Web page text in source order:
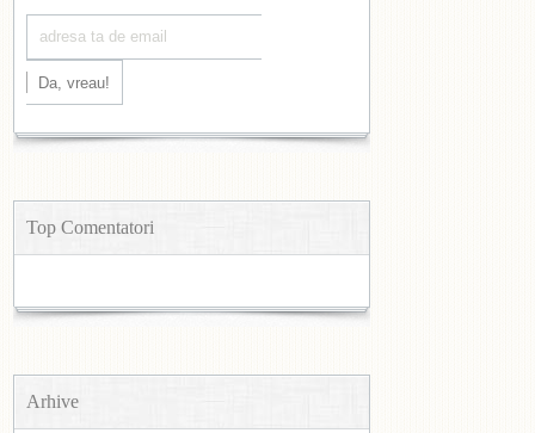
Top Comentatori
Arhive